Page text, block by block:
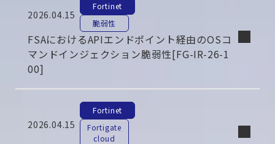
2026.04.15
Fortinet
脆弱性
FSAにおけるAPIエンドポイント経由のOSコ
マンドインジェクション脆弱性[FG-IR-26-1
00]
2026.04.15
Fortinet
Fortigate
cloud